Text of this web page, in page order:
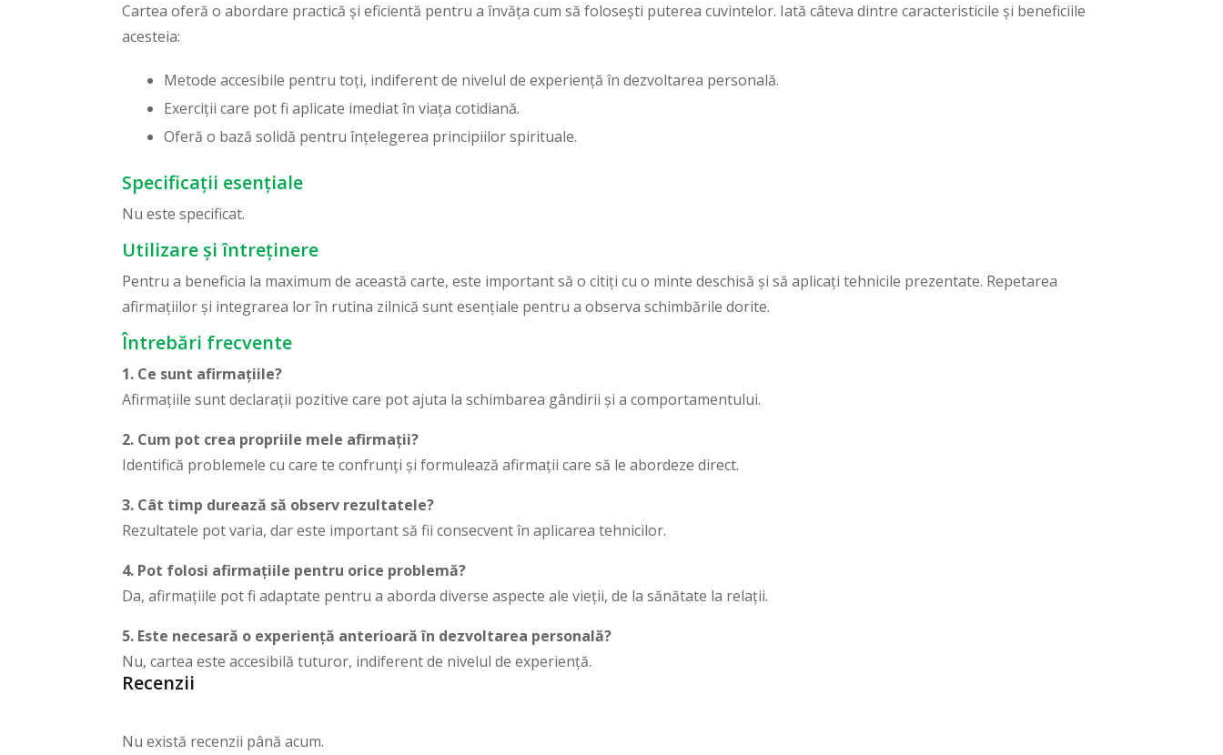
Cartea oferă o abordare practică și eficientă pentru a învăța cum să folosești puterea cuvintelor. Iată câteva dintre caracteristicile și beneficiile
acesteia:
Metode accesibile pentru toți, indiferent de nivelul de experiență în dezvoltarea personală.
Exerciții care pot fi aplicate imediat în viața cotidiană.
Oferă o bază solidă pentru înțelegerea principiilor spirituale.
Specificații esențiale
Nu este specificat.
Utilizare și întreținere
Pentru a beneficia la maximum de această carte, este important să o citiți cu o minte deschisă și să aplicați tehnicile prezentate. Repetarea
afirmațiilor și integrarea lor în rutina zilnică sunt esențiale pentru a observa schimbările dorite.
Întrebări frecvente
1. Ce sunt afirmațiile?
Afirmațiile sunt declarații pozitive care pot ajuta la schimbarea gândirii și a comportamentului.
2. Cum pot crea propriile mele afirmații?
Identifică problemele cu care te confrunți și formulează afirmații care să le abordeze direct.
3. Cât timp durează să observ rezultatele?
Rezultatele pot varia, dar este important să fii consecvent în aplicarea tehnicilor.
4. Pot folosi afirmațiile pentru orice problemă?
Da, afirmațiile pot fi adaptate pentru a aborda diverse aspecte ale vieții, de la sănătate la relații.
5. Este necesară o experiență anterioară în dezvoltarea personală?
Nu, cartea este accesibilă tuturor, indiferent de nivelul de experiență.
Recenzii
Nu există recenzii până acum.